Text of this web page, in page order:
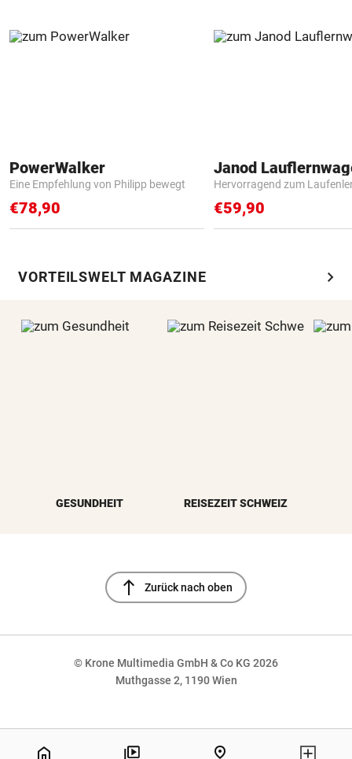
PowerWalker
Eine Empfehlung von Philipp bewegt
€78,90
Janod
Hervorragend zum
€59,90
VORTEILSWELT MAGAZINE chevron_right
GESUNDHEIT REISEZEIT SCHWEIZ
north Zurück nach oben
© Krone Multimedia GmbH & Co KG 2026
Muthgasse 2, 1190 Wien
home pin_drop
NaN%